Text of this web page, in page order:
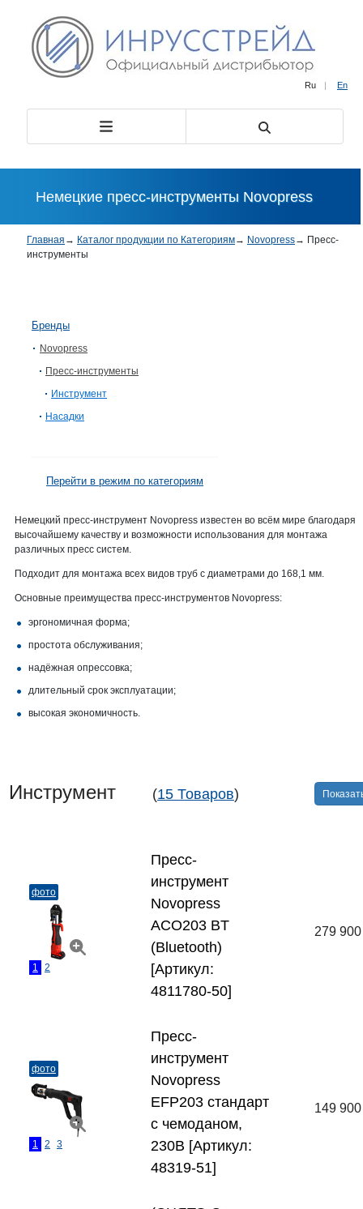
Ru | En
Немецкие пресс-инструменты Novopress
Главная → Каталог продукции по Категориям→ Novopress→ Пресс-
инструменты
Бренды
Novopress
Пресс-инструменты
Инструмент
Насадки
Перейти в режим по категориям
Немецкий пресс-инструмент Novopress известен во всём мире благодаря
высочайшему качеству и возможности использования для монтажа
различных пресс систем.
Подходит для монтажа всех видов труб с диаметрами до 168,1 мм.
Основные преимущества пресс-инструментов Novopress:
эргономичная форма;
простота обслуживания;
надёжная опрессовка;
длительный срок эксплуатации;
высокая экономичность.
Инструмент (15 Товаров)
фото
1 2
Пресс-
инструмент
Novopress
ACO203 BT
(Bluetooth)
[Артикул:
4811780-50]
279
фото
1 2 3
Пресс-
инструмент
Novopress
EFP203 стандарт
с чемоданом,
230В [Артикул:
48319-51]
149